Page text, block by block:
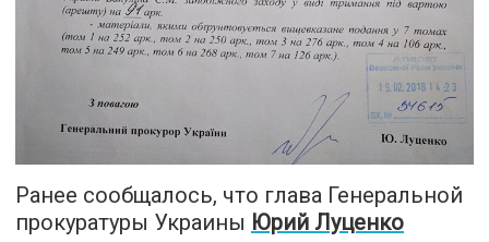
Ранее сообщалось, что глава Генеральной
прокуратуры Украины Юрий Луценко